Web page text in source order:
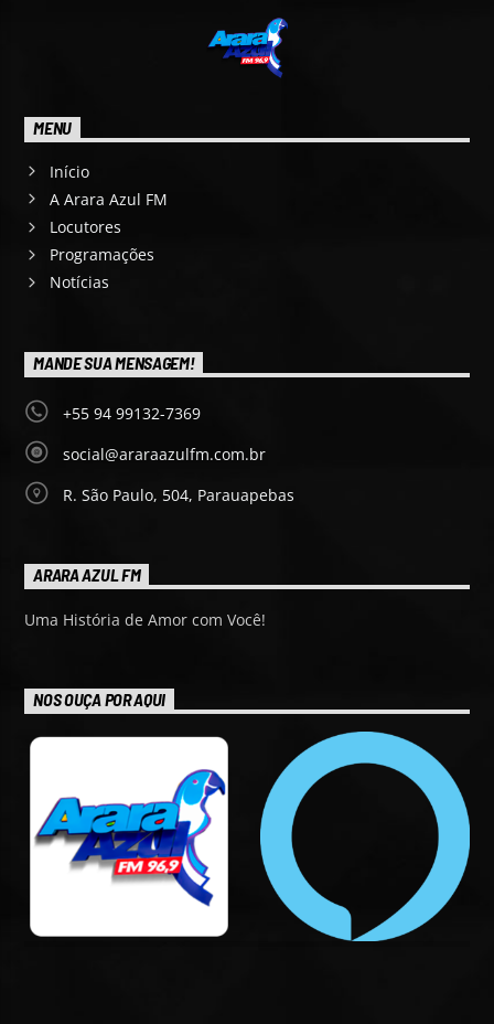
MENU
Início
A Arara Azul FM
Locutores
Programações
Notícias
MANDE SUA MENSAGEM!
+55 94 99132-7369
social@araraazulfm.com.br
R. São Paulo, 504, Parauapebas
ARARA AZUL FM
Uma História de Amor com Você!
NOS OUÇA POR AQUI